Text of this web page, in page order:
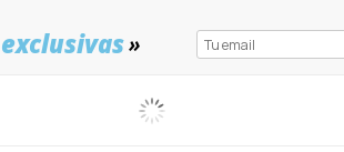
exclusivas»